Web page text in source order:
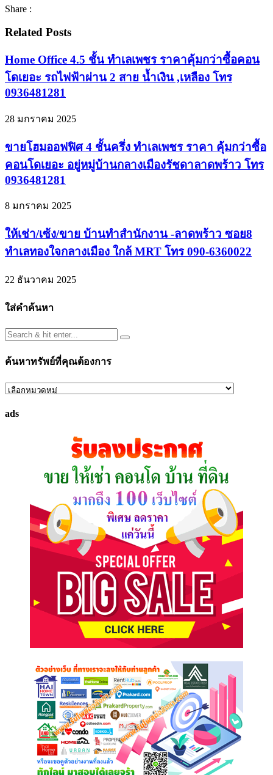
Share :
Related Posts
Home Office 4.5 ชั้น ทำเลเพชร ราคาคุ้มกว่าซื้อคอน
โดเยอะ รถไฟฟ้าผ่าน 2 สาย น้ำเงิน ,เหลือง โทร
0936481281
28 มกราคม 2025
ขายโฮมออฟฟิศ 4 ชั้นครึ่ง ทำเลเพชร ราคา คุ้มกว่าซื้อ
คอนโดเยอะ อยู่หมู่บ้านกลางเมืองรัชดาลาดพร้าว โทร
0936481281
8 มกราคม 2025
ให้เช่า/เซ้ง/ขาย บ้านทำสำนักงาน -ลาดพร้าว ซอย8
ทำเลทองใจกลางเมือง ใกล้ MRT โทร 090-6360022
22 ธันวาคม 2025
ใส่คำค้นหา
ค้นหาทรัพย์ที่คุณต้องการ
ค้นหา
ที่
ads